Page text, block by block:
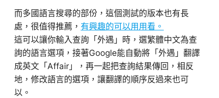
而多國語言搜尋的部份，這個測試的版本也有長
處，很值得推薦， 有興趣的可以用用看。
這可以讓你輸入查詢「外遇」時，選繁體中文為查
詢的語言選項，接著Google能自動將「外遇」翻譯
成英文「Affair」，再一起把查詢結果傳回，相反
地，修改語言的選項，讓翻譯的順序反過來也可
以。